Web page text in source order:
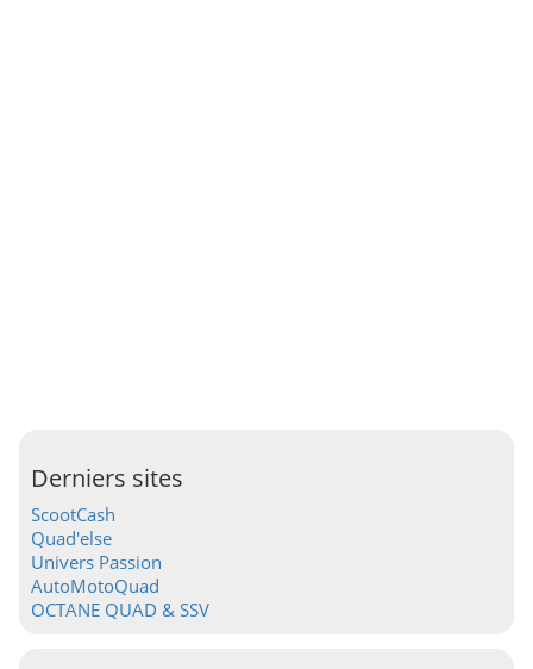
Derniers sites
ScootCash
Quad'else
Univers Passion
AutoMotoQuad
OCTANE QUAD & SSV